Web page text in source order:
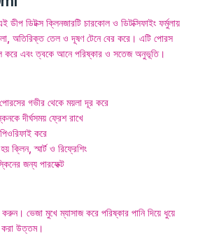
ডিটক্স ক্লিনজারটি চারকোল ও ডিটক্সিফাইং ফর্মুলায়
অতিরিক্ত তেল ও দূষণ টেনে বের করে। এটি পোরস
করে এবং ত্বকে আনে পরিষ্কার ও সতেজ অনুভূতি।
গভীর থেকে ময়লা দূর করে
দীর্ঘসময় ফ্রেশ রাখে
করে
ক্লিন, স্মার্ট ও রিফ্রেশিং
জন্য পারফেক্ট
করুন। ভেজা মুখে ম্যাসাজ করে পরিষ্কার পানি দিয়ে ধুয়ে
করা উত্তম।